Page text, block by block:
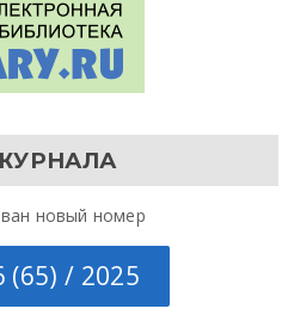
новый номер
(65) / 2025